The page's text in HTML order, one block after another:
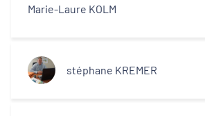
Marie-Laure KOLM
stéphane KREMER